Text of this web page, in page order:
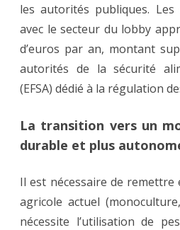
les autorités publiques.
avec le secteur du lobby
d’euros par an, montant
autorités de la sécurité
(EFSA) dédié à la régulation
La transition vers un
durable et plus
Il est nécessaire de remettre
agricole actuel
nécessite l’utilisation de